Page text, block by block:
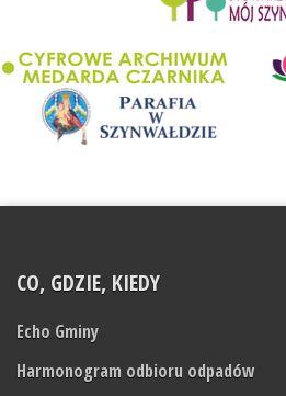
CO, GDZIE, KIEDY
Echo Gminy
Harmonogram odbioru odpadów